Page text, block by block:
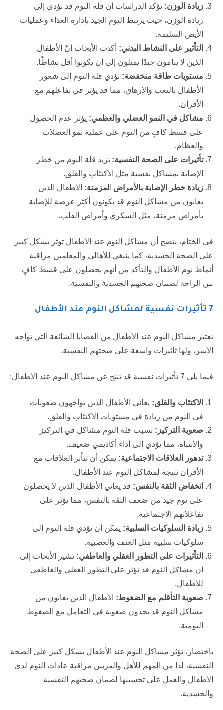
زيادة الوزن: تؤكد الدراسات أن قلة النوم قد تؤدي إلى
زيادة الوزن، حيث يرتبط النوم الجيد بإدارة الغذاء وعمليات
الأيض السليمة.
التأثير على النشاط البدني: أكدت الأبحاث أنَّ الأطفال
الذين لا ينامون جيدًا يميلون إلى أن يكونوا أقل نشاطًا.
مستويات طاقة منخفضة: تؤدي قلة النوم إلى شعور
الأطفال بالتعب والإرهاق، مما قد يؤثر في تفاعلهم مع
الأقران.
مشاكل في النمو العضلي والعظمي: يؤثر عدم الحصول
على قسط كافٍ من النوم على عملية نمو العضلات
والعظام.
تأثيرات على الصحة النفسية: تزيد قلة النوم من خطر
الإصابة بمشاكل نفسية مثل الاكتئاب والقلق.
زيادة خطر الإصابة بالأمراض المزمنة: الأطفال الذين
يعانون من مشاكل النوم قد يكونون أكثر عرضة للإصابة
بأمراض مزمنة، مثل السكري وأمراض القلب.
في الختام، يتضح أن مشاكل النوم عند الأطفال تؤثر بشكل كبير
على الصحة الجسدية، كما ينبغي للأهالي والمعلمين مراقبة
أنماط نوم الأطفال والتأكد من أنهم يحصلون على قسط كافٍ
من الراحة لضمان صحتهم الجسدية والنفسية.
7 تأثيرات نفسية لمشاكل النوم عند الأطفال
تعتبر مشاكل النوم عند الأطفال من القضايا الشائعة التي تواجه
الأسر، ولها تأثيرات واسعة على صحتهم النفسية.
فيما يلي 7 تأثيرات نفسية قد تنتج عن مشاكل النوم عند الأطفال:
الاكتئاب والقلق: يعاني الأطفال الذين يواجهون صعوبات
في النوم من زيادة في مستويات الاكتئاب والقلق.
صعوبة التركيز: تسبب قلة النوم مشاكل في التركيز
والانتباه، مما يؤدي إلى أداء أكاديمي ضعيف.
تدهور العلاقات الاجتماعية: يمكن أن تتأثر العلاقات مع
الأقران نتيجة لمشاكل النوم عند الأطفال.
انخفاض الثقة بالنفس: قد يعاني الأطفال الذين لا يحصلون
على نوم جيد من ضعف الثقة بالنفس، مما يؤثر على
تفاعلاتهم الاجتماعية.
زيادة السلوكيات السلبية: يمكن أن تؤدي قلة النوم إلى
سلوكيات سلبية مثل العنف والعصبية.
التأثيرات على التطور العقلي والعاطفي: تشير الأبحاث إلى
أن مشاكل النوم قد تؤثر على التطور العقلي والعاطفي
للأطفال.
صعوبة التأقلم مع الضغوط: الأطفال الذين يعانون من
مشاكل النوم قد يجدون صعوبة في التعامل مع الضغوط
اليومية.
باختصار، تؤثر مشاكل النوم عند الأطفال بشكل كبير على الصحة
النفسية، لذا من المهم للأهل والمربين مراقبة عادات النوم لدى
الأطفال والعمل على تحسينها لضمان صحتهم النفسية
والجسدية.